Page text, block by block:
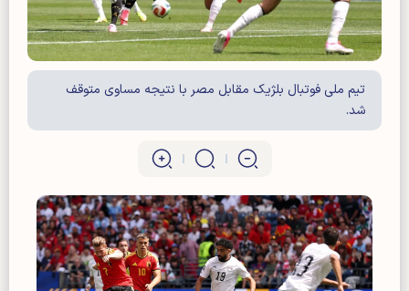
تیم ملی فوتبال بلژیک مقابل مصر با نتیجه مساوی متوقف
شد.